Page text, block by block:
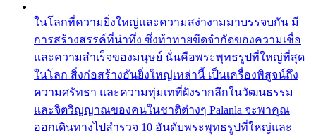
ในโลกที่ความยิ่งใหญ่และความสง่างามมาบรรจบกัน มี
การสร้างสรรค์ที่น่าทึ่ง ซึ่งท้าทายขีดจำกัดของความเชื่อ
และความสำเร็จของมนุษย์ นั่นคือพระพุทธรูปที่ใหญ่ที่สุด
ในโลก สิ่งก่อสร้างอันยิ่งใหญ่เหล่านี้ เป็นเครื่องพิสูจน์ถึง
ความศรัทธา และความทุ่มเทที่ฝังรากลึกในวัฒนธรรม
และจิตวิญญาณของคนในชาติต่างๆ Palanla จะพาคุณ
ออกเดินทางไปสำรวจ 10 อันดับพระพุทธรูปที่ใหญ่และ